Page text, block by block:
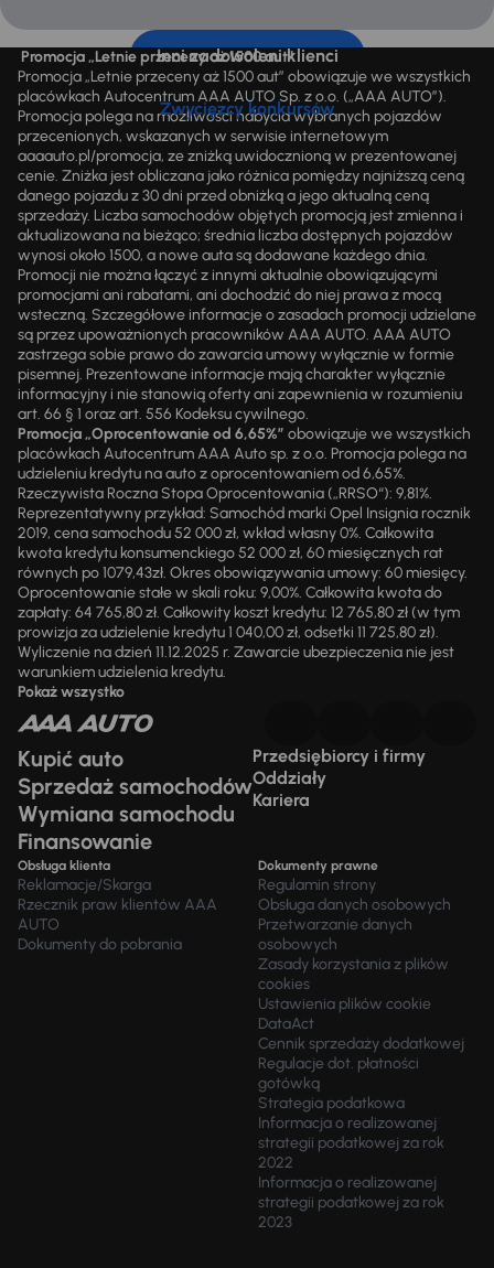
Inni zadowoleni klienci
Zwycięzcy konkursów
Promocja „Letnie przeceny aż 1500 aut”
Promocja „Letnie przeceny aż 1500 aut” obowiązuje we wszystkich
placówkach Autocentrum AAA AUTO Sp. z o.o. („AAA AUTO”).
Promocja polega na możliwości nabycia wybranych pojazdów
przecenionych, wskazanych w serwisie internetowym
aaaauto.pl/promocja, ze zniżką uwidocznioną w prezentowanej
cenie. Zniżka jest obliczana jako różnica pomiędzy najniższą ceną
danego pojazdu z 30 dni przed obniżką a jego aktualną ceną
sprzedaży. Liczba samochodów objętych promocją jest zmienna i
aktualizowana na bieżąco; średnia liczba dostępnych pojazdów
wynosi około 1500, a nowe auta są dodawane każdego dnia.
Promocji nie można łączyć z innymi aktualnie obowiązującymi
promocjami ani rabatami, ani dochodzić do niej prawa z mocą
wsteczną. Szczegółowe informacje o zasadach promocji udzielane
są przez upoważnionych pracowników AAA AUTO. AAA AUTO
zastrzega sobie prawo do zawarcia umowy wyłącznie w formie
pisemnej. Prezentowane informacje mają charakter wyłącznie
informacyjny i nie stanowią oferty ani zapewnienia w rozumieniu
art. 66 § 1 oraz art. 556 Kodeksu cywilnego.
Promocja „Oprocentowanie od 6,65%” obowiązuje we wszystkich
placówkach Autocentrum AAA Auto sp. z o.o. Promocja polega na
udzieleniu kredytu na auto z oprocentowaniem od 6,65%.
Rzeczywista Roczna Stopa Oprocentowania („RRSO“): 9,81%.
Reprezentatywny przykład: Samochód marki Opel Insignia rocznik
2019, cena samochodu 52 000 zł, wkład własny 0%. Całkowita
kwota kredytu konsumenckiego 52 000 zł, 60 miesięcznych rat
równych po 1079,43zł. Okres obowiązywania umowy: 60 miesięcy.
Oprocentowanie stałe w skali roku: 9,00%. Całkowita kwota do
zapłaty: 64 765,80 zł. Całkowity koszt kredytu: 12 765,80 zł (w tym
prowizja za udzielenie kredytu 1 040,00 zł, odsetki 11 725,80 zł).
Wyliczenie na dzień 11.12.2025 r. Zawarcie ubezpieczenia nie jest
warunkiem udzielenia kredytu.
Pokaż wszystko
Kupić auto
Sprzedaż samochodów
Wymiana samochodu
Finansowanie
Przedsiębiorcy i firmy
Oddziały
Kariera
Obsługa klienta
Reklamacje/Skarga
Rzecznik praw klientów AAA
AUTO
Dokumenty do pobrania
Dokumenty prawne
Regulamin strony
Obsługa danych osobowych
Przetwarzanie danych
osobowych
Zasady korzystania z plików
cookies
Ustawienia plików cookie
DataAct
Cennik sprzedaży dodatkowej
Regulacje dot. płatności
gotówką
Strategia podatkowa
Informacja o realizowanej
strategii podatkowej za rok
2022
Informacja o realizowanej
strategii podatkowej za rok
2023